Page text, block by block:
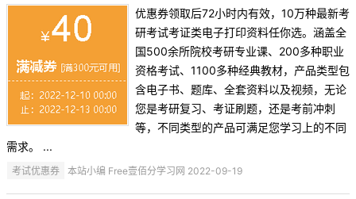
优惠券领取后72小时内有效，10万种最新考
研考试考证类电子打印资料任你选。涵盖全
国500余所院校考研专业课、200多种职业
资格考试、1100多种经典教材，产品类型包
含电子书、题库、全套资料以及视频，无论
您是考研复习、考证刷题，还是考前冲刺
等，不同类型的产品可满足您学习上的不同
需求。 ...
考试优惠券 本站小编 Free壹佰分学习网 2022-09-19